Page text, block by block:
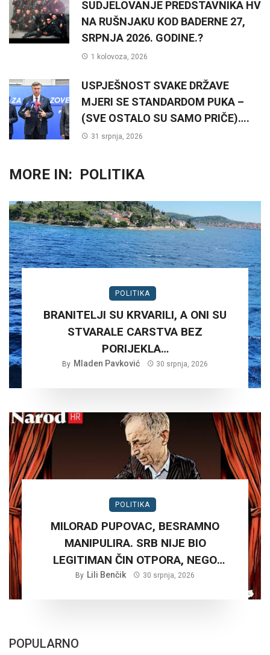
SUDJELOVANJE PREDSTAVNIKA HV
NA RUŠNJAKU KOD BADERNE 27,
SRPNJA 2026. GODINE.?
1 kolovoza, 2026
USPJEŠNOST SVAKE DRŽAVE
MJERI SE STANDARDOM PUKA –
(SVE OSTALO SU SAMO PRIČE)….
31 srpnja, 2026
MORE IN: POLITIKA
POLITIKA
BRANITELJI SU KRVARILI, A ONI SU
STVARALE CARSTVA BEZ
PORIJEKLA…
By Mladen Pavković 30 srpnja, 2026
POLITIKA
MILORAD PUPOVAC, BESRAMNO
MANIPULIRA. SRB NIJE BIO
LEGITIMAN ČIN OTPORA, NEGO
PLANSKA ČETNIČKA AGRESIJA SA
By Lili Benčik 30 srpnja, 2026
POPULARNO